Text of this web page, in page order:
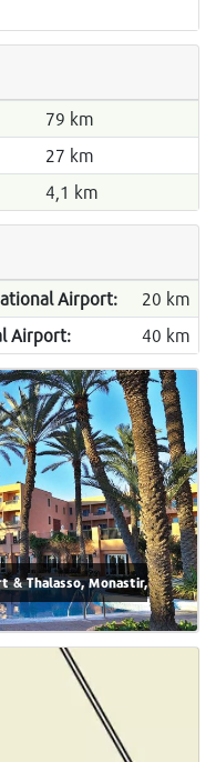
79 km
27 km
4,1 km
Airport:
20 km
Airport:
40 km
& Thalasso, Monastir,